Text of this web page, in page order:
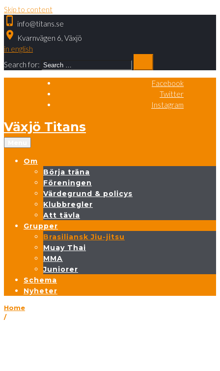
Skip to content
phone_iphone info@titans.se
place Kvarnvägen 6, Växjö
in english
Search for:
Facebook
Twitter
Instagram
Växjö Titans
Om
Börja träna
Föreningen
Värdegrund & policys
Klubbregler
Att tävla
Grupper
Brasiliansk Jiu-jitsu
Muay Thai
MMA
Juniorer
Schema
Nyheter
Home
/